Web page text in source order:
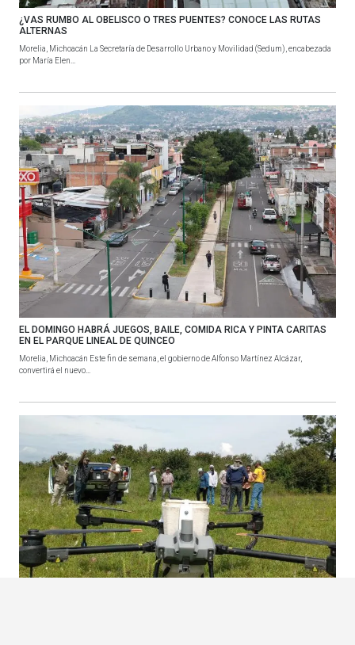
¿VAS RUMBO AL OBELISCO O TRES PUENTES? CONOCE LAS RUTAS
ALTERNAS
Morelia, Michoacán La Secretaría de Desarrollo Urbano y Movilidad (Sedum), encabezada
por María Elen...
EL DOMINGO HABRÁ JUEGOS, BAILE, COMIDA RICA Y PINTA CARITAS
EN EL PARQUE LINEAL DE QUINCEO
Morelia, Michoacán Este fin de semana, el gobierno de Alfonso Martínez Alcázar,
convertirá el nuevo...